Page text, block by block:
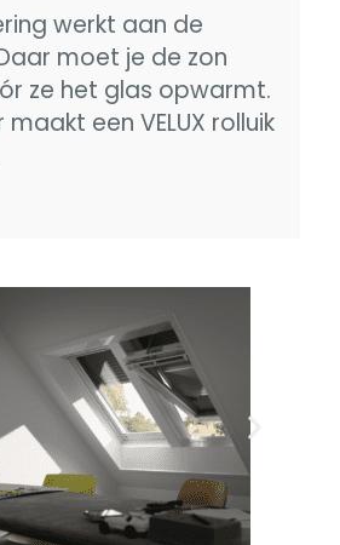
werkt aan de
moet je de zon
ze het glas opwarmt.
een VELUX rolluik